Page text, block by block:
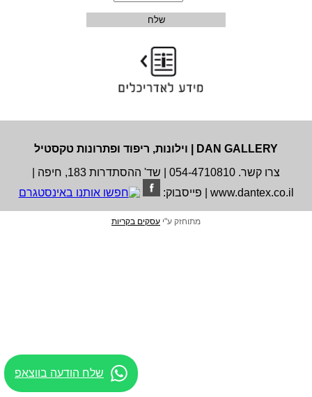
DAN GALLERY | וילונות, ריפוד ופתרונות טקסטיל
צרו קשר. 054-4710810 | שד' ההסתדרות 183, חיפה |
www.dantex.co.il | פייסבוק:
מתוחזק ע"י עסקים בקריות
שלח הודעה בווצאפ